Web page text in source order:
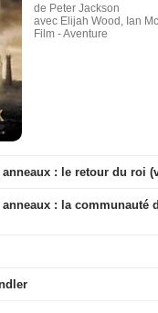
de Peter Jackson
avec Elijah Wood, Ian
Film - Aventure
anneaux : le retour du roi
anneaux : la communauté